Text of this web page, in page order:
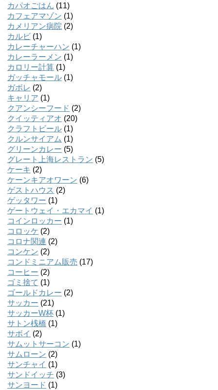
カパオごはん (11)
カフェアマゾン (1)
カメリアン病院 (2)
カルビ (1)
カレーチャーハン (1)
カレーラーメン (1)
カロリー計算 (1)
ガッチャモール (1)
ガボレ (2)
キャリア (1)
クアンシーフード (2)
クイッティアオ (20)
クラフトビール (1)
クルンサイアム (1)
グリーンカレー (5)
グレート上海レストラン (5)
ケーキ (2)
ケーンキアオワーン (6)
ゲストハウス (2)
ゲッタワー (1)
ゲートウェイ・エカマイ (1)
コインロッカー (1)
コロッケ (2)
コロナ関連 (2)
コンケン (2)
コンドミニアム販売 (17)
コーヒー (2)
ゴミ捨て (1)
ゴールドカレー (2)
サッカー (21)
サッカーW杯 (1)
サトン桟橋 (1)
サボイ (2)
サムットサーコン (1)
サムローン (2)
サンチャイ (1)
サンドイッチ (3)
サンヨード (1)